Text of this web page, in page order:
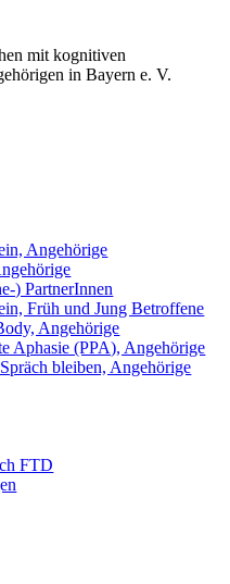
mit kognitiven
in Bayern e. V.
Angehörige
) PartnerInnen
Früh und Jung Betroffene
Angehörige
Aphasie (PPA), Angehörige
bleiben, Angehörige
FTD